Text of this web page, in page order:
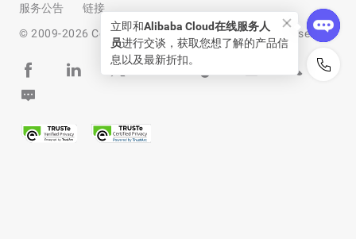
服务公告
链接
© 2009-2026 Copyright by Alibaba Cloud All rights reserved
立即和Alibaba Cloud在线服务人
员进行交谈，获取您想了解的产品信
息以及最新折扣。